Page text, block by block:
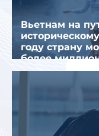
Вьетнам на
году страну
более
туристов